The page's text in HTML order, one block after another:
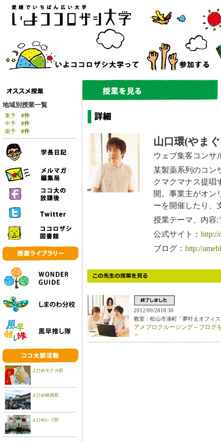
地域別授業一覧
東予 0件
中予 0件
南予 0件
えひめモナカ部
えひめ映画部
えひめレゴ部
山口環(やま
ウェブ集客コンサ
某製薬系列のコン
クマクマナス提唱
開。事業主がオン
ーを開催したり、
授業テーマ、内容:
公式サイト： http://
ブログ： http://
2012/09/2818:30
教室：松山市湊町「夢叶えオフィ
アメブロクルージング～ブログ
～